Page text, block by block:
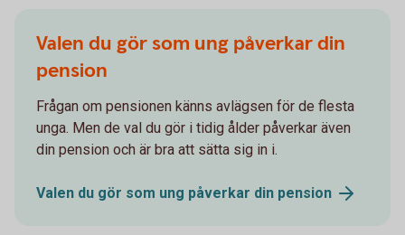
Valen du gör som ung påverkar din
pension
Frågan om pensionen känns avlägsen för de flesta
unga. Men de val du gör i tidig ålder påverkar även
din pension och är bra att sätta sig in i.
Valen du gör som ung påverkar din pension